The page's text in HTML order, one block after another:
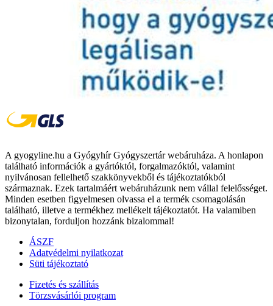
A gyogyline.hu a Gyógyhír Gyógyszertár webáruháza. A honlapon
található információk a gyártóktól, forgalmazóktól, valamint
nyilvánosan fellelhető szakkönyvekből és tájékoztatókból
származnak. Ezek tartalmáért webáruházunk nem vállal felelősséget.
Minden esetben figyelmesen olvassa el a termék csomagolásán
található, illetve a termékhez mellékelt tájékoztatót. Ha valamiben
bizonytalan, forduljon hozzánk bizalommal!
ÁSZF
Adatvédelmi nyilatkozat
Süti tájékoztató
Fizetés és szállítás
Törzsvásárlói program